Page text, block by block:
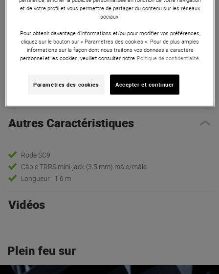
ARTICLE N° 73550
Autres Caractéristiques | Présentation
Présentation
Autres Caractéristiques
Rode SC9
Câble TRRS mini-jack (3.5 mm) mâle/mâle
Longueur : 1.6 m
Vidéos
Plein feu sur
et de votre profil et vous permettre de partager du contenu sur les réseaux
sociaux.
Pour obtenir davantage d'informations et/ou pour modifier vos préférences,
cliquez sur le bouton sur « Paramètres des cookies ». Pour de plus amples
informations sur la façon dont nous traitons vos données à caractère
personnel et les cookies, veuillez consulter notre Politique de confidentialité.
Paramètres des cookies Accepter et continuer